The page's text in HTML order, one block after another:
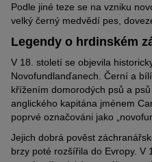
Podle jiné teze se na vzniku
velký černý medvědí pes,
Legendy o hrdinském
V 18. století se objevila
Novofundlanďanech. Černí a
křížením domorodých psů a
anglického kapitána jménem
poprvé označováni jako
Jejich dobrá pověst
brzy poté rozšířila do Evropy. V